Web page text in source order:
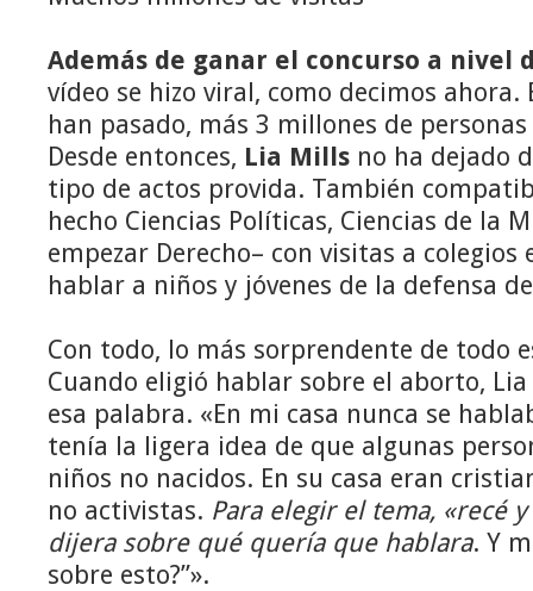
Además de ganar el concurso a nivel
vídeo se hizo viral, como decimos ahora.
han pasado, más 3 millones de
Desde entonces, Lia Mills no ha dejado
tipo de actos provida. También
hecho Ciencias Políticas, Ciencias de la
empezar Derecho– con visitas a
hablar a niños y jóvenes de la defensa
Con todo, lo más sorprendente de todo
Cuando eligió hablar sobre el aborto,
esa palabra. «En mi casa nunca se
tenía la ligera idea de que algunas
niños no nacidos. En su casa eran
no activistas. Para elegir el tema, «recé
dijera sobre qué quería que hablara. Y
sobre esto?”».